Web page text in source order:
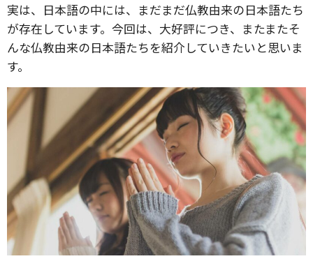
実は、日本語の中には、まだまだ仏教由来の日本語たち
が存在しています。今回は、大好評につき、またまたそ
んな仏教由来の日本語たちを紹介していきたいと思いま
す。